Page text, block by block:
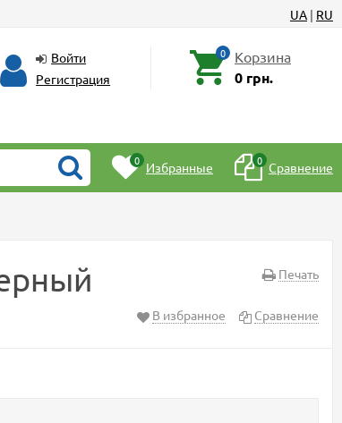
UA | RU
Войти
Регистрация
0 Корзина
0 грн.
0 Избранные 0 Сравнение
Печать
В избранное Сравнение